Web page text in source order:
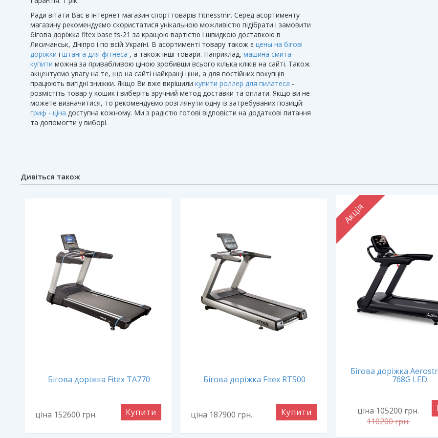
Ради вітати Вас в інтернет магазин спорттоварів Fitnessmir. Серед асортименту
магазину рекомендуємо скористатися унікальною можливістю підібрати і замовити
бігова доріжка fitex base ts-21 за кращою вартістю і швидкою доставкою в
Лисичанськ, Дніпро і по всій Україні. В асортименті товару також є цены на бігові
доріжки і штанга для фітнеса , а також інші товари. Наприклад, машина смита -
купити можна за привабливою ціною зробивши всього кілька кліків на сайті. Також
акцентуємо увагу на те, що на сайті найкращі ціни, а для постійних покупців
працюють вигідні знижки. Якщо Ви вже вирішили купити роллер для пилатеса -
розмістіть товар у кошик і виберіть зручний метод доставки та оплати. Якщо ви не
можете визначитися, то рекомендуємо розглянути одну із затребуваних позицій:
гриф - ціна доступна кожному. Ми з радістю готові відповісти на додаткові питання
та допомогти у виборі.
Дивіться також
Бігова доріжка Fitex TA770
ціна 152600 грн. Купити
Бігова доріжка Fitex RT500
ціна 187900 грн. Купити
Акція
Бігова доріжка
768G LED
ціна 105200 грн.
110200грн.